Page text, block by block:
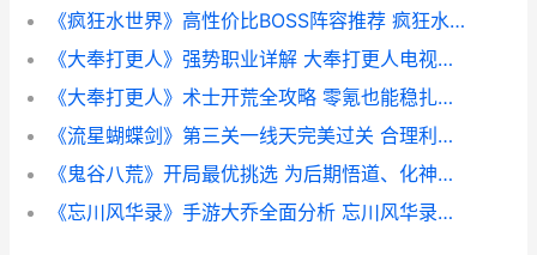
《疯狂水世界》高性价比BOSS阵容推荐 疯狂水世界最强阵容表
《大奉打更人》强势职业详解 大奉打更人电视剧完整版观看
《大奉打更人》术士开荒全攻略 零氪也能稳扎稳打 大奉打更人免费观看完整版
《流星蝴蝶剑》第三关一线天完美过关 合理利用地形与连招教你怎么顺利突破 流星蝴蝶剑 电视剧
《鬼谷八荒》开局最优挑选 为后期悟道、化神铺路 鬼谷八荒开局选哪三个天赋最好
《忘川风华录》手游大乔全面分析 忘川风华录苏轼